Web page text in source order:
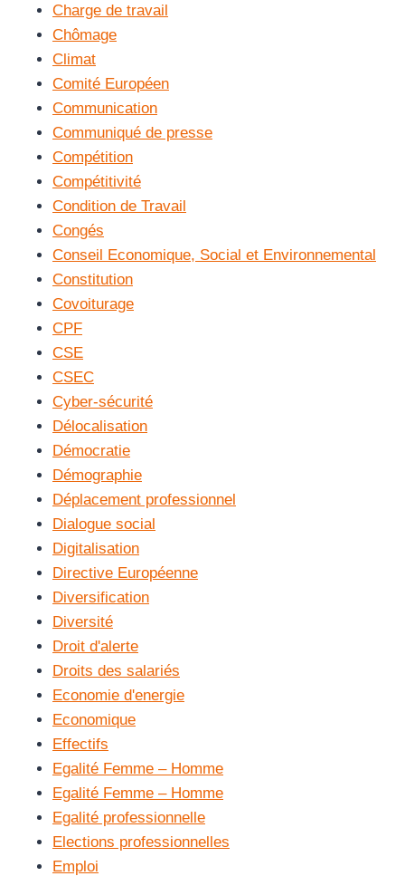
Charge de travail
Chômage
Climat
Comité Européen
Communication
Communiqué de presse
Compétition
Compétitivité
Condition de Travail
Congés
Conseil Economique, Social et Environnemental
Constitution
Covoiturage
CPF
CSE
CSEC
Cyber-sécurité
Délocalisation
Démocratie
Démographie
Déplacement professionnel
Dialogue social
Digitalisation
Directive Européenne
Diversification
Diversité
Droit d'alerte
Droits des salariés
Economie d'energie
Economique
Effectifs
Egalité Femme – Homme
Egalité Femme – Homme
Egalité professionnelle
Elections professionnelles
Emploi